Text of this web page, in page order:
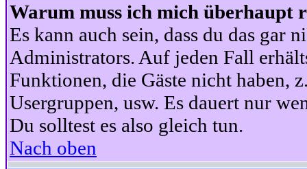
Warum muss ich mich überhaupt
Es kann auch sein, dass du das gar
Administrators. Auf jeden Fall
Funktionen, die Gäste nicht haben,
Usergruppen, usw. Es dauert nur
Du solltest es also gleich tun.
Nach oben